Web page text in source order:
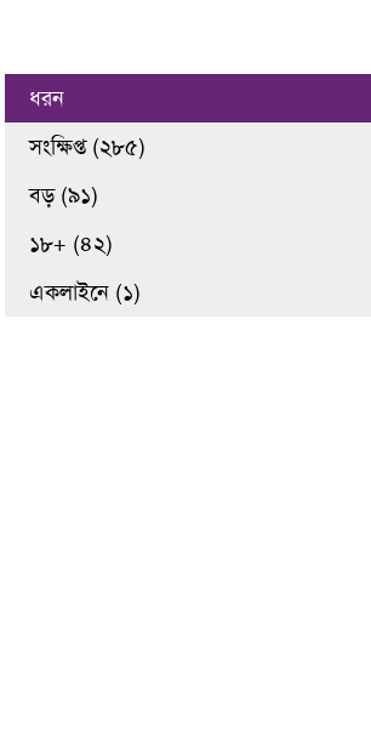
ধরন
সংক্ষিপ্ত (২৮৫)
বড় (৯১)
১৮+ (৪২)
একলাইনে (১)